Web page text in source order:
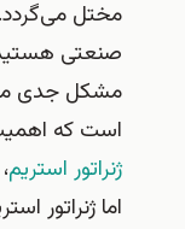
مختل می‌گردد.
صنعتی هستید
مشکل جدی
است که
ژنراتور استریم
اما ژنراتور